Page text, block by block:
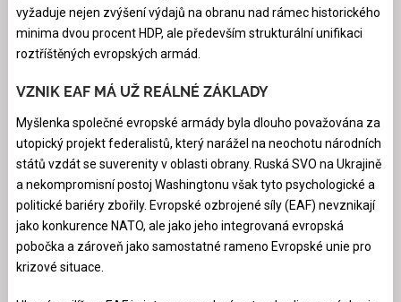
vyžaduje nejen zvýšení výdajů na obranu nad rámec historického
minima dvou procent HDP, ale především strukturální unifikaci
roztříštěných evropských armád.
VZNIK EAF MÁ UŽ REÁLNÉ ZÁKLADY
Myšlenka společné evropské armády byla dlouho považována za
utopický projekt federalistů, který narážel na neochotu národních
států vzdát se suverenity v oblasti obrany. Ruská SVO na Ukrajině
a nekompromisní postoj Washingtonu však tyto psychologické a
politické bariéry zbořily. Evropské ozbrojené síly (EAF) nevznikají
jako konkurence NATO, ale jako jeho integrovaná evropská
pobočka a zároveň jako samostatné rameno Evropské unie pro
krizové situace.